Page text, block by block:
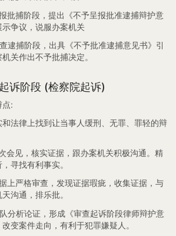
批捕阶段，提出《不予呈报批准逮捕辩护意
示争议，说服办案机关
逮捕阶段，出具《不予批准逮捕意见书》引
关作出不予批捕决定。
诉阶段 (检察院起诉)
点:
和法律上找到让当事人缓刑、无罪、罪轻的辩
会见，核实证据，跟办案机关积极沟通。精
寻找有利事实。
上严格审查，发现证据瑕疵，收集证据，与
沟通，排乐批。
分析论证，形成《审查起诉阶段律师辩护意
改变案件走向，有利于犯罪嫌疑人。